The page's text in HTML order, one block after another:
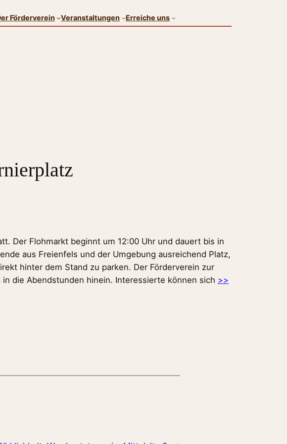
Förderverein Veranstaltungen Erreiche uns
Der Flohmarkt beginnt um 12:00 Uhr und dauert bis in
aus Freienfels und der Umgebung ausreichend Platz,
hinter dem Stand zu parken. Der Förderverein zur
die Abendstunden hinein. Interessierte können sich >>